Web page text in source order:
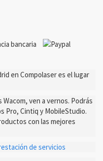
en Compolaser es el lugar
ven a vernos. Podrás
Pro, Cintiq y MobileStudio.
con las mejores
de servicios